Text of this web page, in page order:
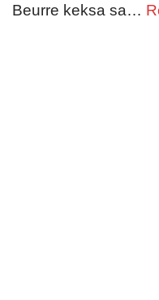
Beurre keksa sa…